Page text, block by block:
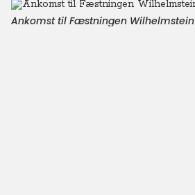
Ankomst til Fæstningen Wilhelmstein